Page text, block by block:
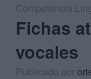
Competencia
Fichas
vocales
Publicado por